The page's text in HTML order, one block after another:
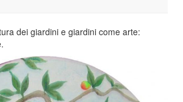
dei giardini e giardini come arte: